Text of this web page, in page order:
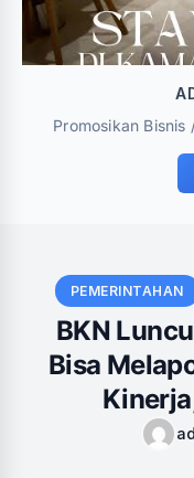
Promosikan
PEMERINTAHAN
BKN
Bisa